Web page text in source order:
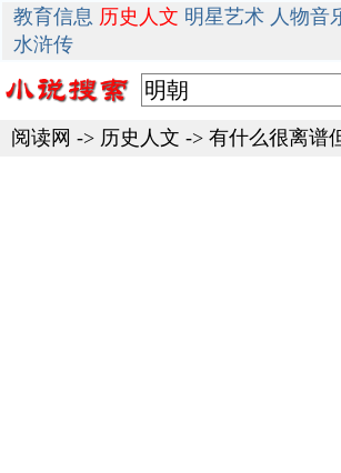
教育信息 历史人文 明星艺术 人物音
水浒传
阅读网 -> 历史人文 -> 有什么很离谱